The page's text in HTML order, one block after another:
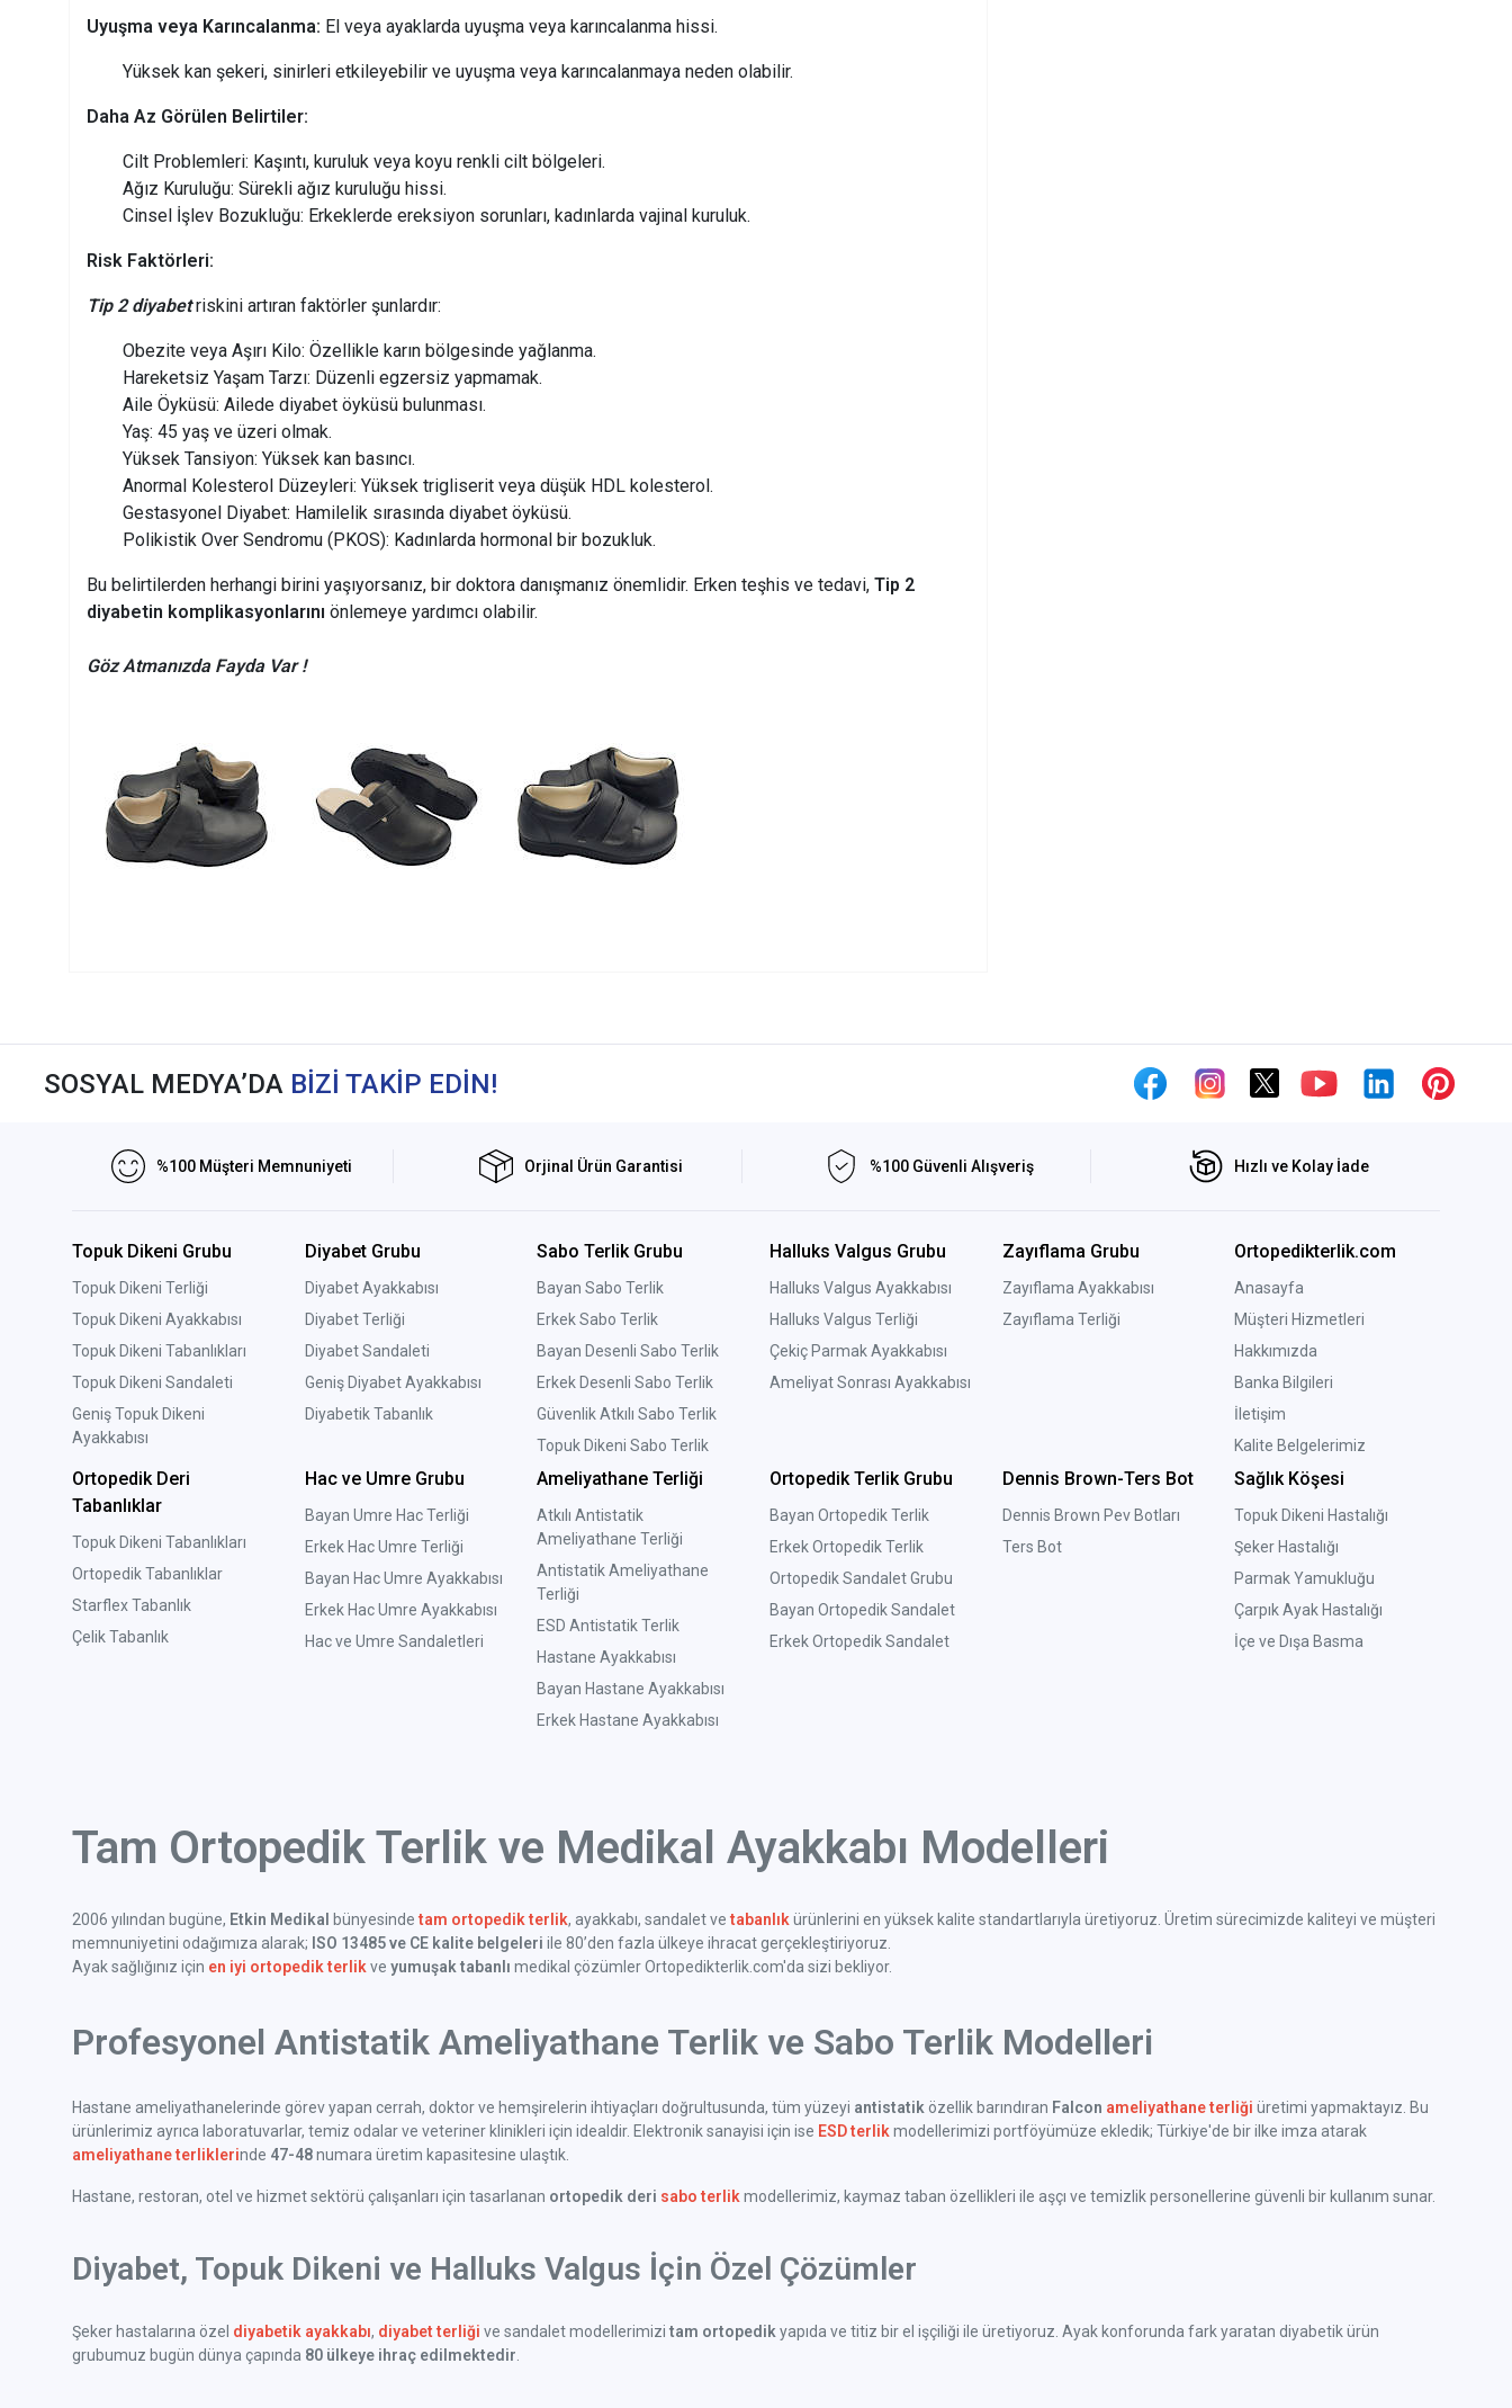
Uyuşma veya Karıncalanma: El veya ayaklarda uyuşma veya karıncalanma hissi.
Yüksek kan şekeri, sinirleri etkileyebilir ve uyuşma veya karıncalanmaya neden olabilir.
Daha Az Görülen Belirtiler:
Cilt Problemleri: Kaşıntı, kuruluk veya koyu renkli cilt bölgeleri.
Ağız Kuruluğu: Sürekli ağız kuruluğu hissi.
Cinsel İşlev Bozukluğu: Erkeklerde ereksiyon sorunları, kadınlarda vajinal kuruluk.
Risk Faktörleri:
Tip 2 diyabetriskini artıran faktörler şunlardır:
Obezite veya Aşırı Kilo: Özellikle karın bölgesinde yağlanma.
Hareketsiz Yaşam Tarzı: Düzenli egzersiz yapmamak.
Aile Öyküsü: Ailede diyabet öyküsü bulunması.
Yaş: 45 yaş ve üzeri olmak.
Yüksek Tansiyon: Yüksek kan basıncı.
Anormal Kolesterol Düzeyleri: Yüksek trigliserit veya düşük HDL kolesterol.
Gestasyonel Diyabet: Hamilelik sırasında diyabet öyküsü.
Polikistik Over Sendromu (PKOS): Kadınlarda hormonal bir bozukluk.
Bu belirtilerden herhangi birini yaşıyorsanız, bir doktora danışmanız önemlidir. Erken teşhis ve tedavi, Tip 2
diyabetin komplikasyonlarını önlemeye yardımcı olabilir.
Göz Atmanızda Fayda Var !
SOSYAL MEDYA’DA BİZİ TAKİP EDİN!
%100 Müşteri Memnuniyeti Orjinal Ürün Garantisi %100 Güvenli Alışveriş Hızlı ve Kolay İade
Topuk Dikeni Grubu
Topuk Dikeni Terliği
Topuk Dikeni Ayakkabısı
Topuk Dikeni Tabanlıkları
Topuk Dikeni Sandaleti
Geniş Topuk Dikeni
Ayakkabısı
Diyabet Grubu
Diyabet Ayakkabısı
Diyabet Terliği
Diyabet Sandaleti
Geniş Diyabet Ayakkabısı
Diyabetik Tabanlık
Sabo Terlik Grubu
Bayan Sabo Terlik
Erkek Sabo Terlik
Bayan Desenli Sabo Terlik
Erkek Desenli Sabo Terlik
Güvenlik Atkılı Sabo Terlik
Topuk Dikeni Sabo Terlik
Halluks Valgus Grubu
Halluks Valgus Ayakkabısı
Halluks Valgus Terliği
Çekiç Parmak Ayakkabısı
Ameliyat Sonrası Ayakkabısı
Zayıflama Grubu
Zayıflama Ayakkabısı
Zayıflama Terliği
Ortopedikterlik.com
Anasayfa
Müşteri Hizmetleri
Hakkımızda
Banka Bilgileri
İletişim
Kalite Belgelerimiz
Ortopedik Deri
Tabanlıklar
Topuk Dikeni Tabanlıkları
Ortopedik Tabanlıklar
Starflex Tabanlık
Çelik Tabanlık
Hac ve Umre Grubu
Bayan Umre Hac Terliği
Erkek Hac Umre Terliği
Bayan Hac Umre Ayakkabısı
Erkek Hac Umre Ayakkabısı
Hac ve Umre Sandaletleri
Ameliyathane Terliği
Atkılı Antistatik
Ameliyathane Terliği
Antistatik Ameliyathane
Terliği
ESD Antistatik Terlik
Hastane Ayakkabısı
Bayan Hastane Ayakkabısı
Erkek Hastane Ayakkabısı
Ortopedik Terlik Grubu
Bayan Ortopedik Terlik
Erkek Ortopedik Terlik
Ortopedik Sandalet Grubu
Bayan Ortopedik Sandalet
Erkek Ortopedik Sandalet
Dennis Brown-Ters Bot
Dennis Brown Pev Botları
Ters Bot
Sağlık Köşesi
Topuk Dikeni Hastalığı
Şeker Hastalığı
Parmak Yamukluğu
Çarpık Ayak Hastalığı
İçe ve Dışa Basma
Tam Ortopedik Terlik ve Medikal Ayakkabı Modelleri
2006 yılından bugüne, Etkin Medikal bünyesindetam ortopedik terlik, ayakkabı, sandalet vetabanlıkürünlerini en yüksek kalite standartlarıyla üretiyoruz. Üretim sürecimizde kaliteyi ve müşteri
memnuniyetini odağımıza alarak; ISO 13485 ve CE kalite belgeleri ile 80’den fazla ülkeye ihracat gerçekleştiriyoruz.
Ayak sağlığınız için en iyi ortopedik terlikve yumuşak tabanlı medikal çözümler Ortopedikterlik.com'da sizi bekliyor.
Profesyonel Antistatik Ameliyathane Terlik ve Sabo Terlik Modelleri
Hastane ameliyathanelerinde görev yapan cerrah, doktor ve hemşirelerin ihtiyaçları doğrultusunda, tüm yüzeyi antistatik özellik barındıran Falcon ameliyathane terliği üretimi yapmaktayız. Bu
ürünlerimiz ayrıca laboratuvarlar, temiz odalar ve veteriner klinikleri için idealdir. Elektronik sanayisi için ise ESD terlikmodellerimizi portföyümüze ekledik; Türkiye'de bir ilke imza atarak
ameliyathane terliklerinde 47-48numara üretim kapasitesine ulaştık.
Hastane, restoran, otel ve hizmet sektörü çalışanları için tasarlanan ortopedik deri sabo terlikmodellerimiz, kaymaz taban özellikleri ile aşçı ve temizlik personellerine güvenli bir kullanım sunar.
Diyabet, Topuk Dikeni ve Halluks Valgus İçin Özel Çözümler
Şeker hastalarına özel diyabetik ayakkabı, diyabet terliği ve sandalet modellerimizi tam ortopedikyapıda ve titiz bir el işçiliği ile üretiyoruz. Ayak konforunda fark yaratan diyabetik ürün
grubumuz bugün dünya çapında 80 ülkeye ihraç edilmektedir.